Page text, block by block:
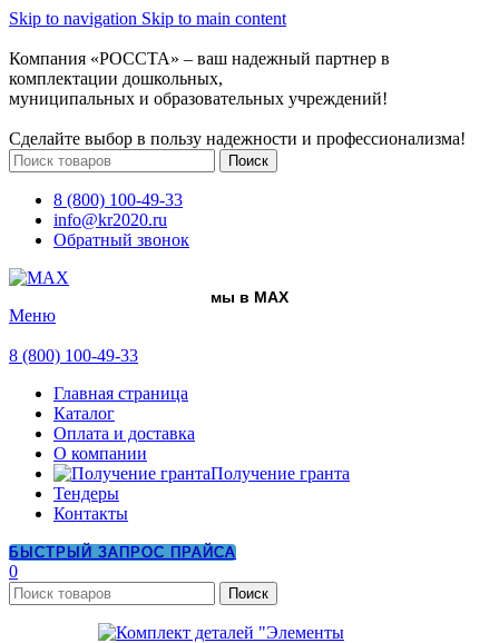
Skip to navigation Skip to main content
Компания «РОССТА» – ваш надежный партнер в
комплектации дошкольных,
муниципальных и образовательных учреждений!
Сделайте выбор в пользу надежности и профессионализма!
Поиск
8 (800) 100-49-33
info@kr2020.ru
Обратный звонок
мы в MAX
Меню
8 (800) 100-49-33
Главная страница
Каталог
Оплата и доставка
О компании
Получение гранта
Тендеры
Контакты
БЫСТРЫЙ ЗАПРОС ПРАЙСА
0
Поиск